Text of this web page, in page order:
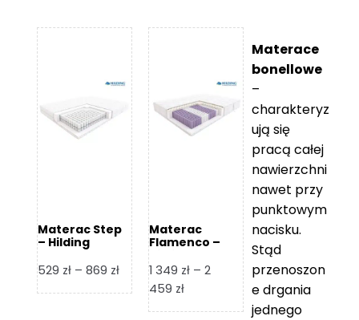
Materac Step
– Hilding
529 zł – 869 złZakres
cen:
Materac
Flamenco –
1 349 zł – 2
459 złZakres
Materace
bonellowe
–
charakteryz
ują się
pracą całej
nawierzchni
nawet przy
punktowym
nacisku.
Stąd
przenoszon
e drgania
jednego